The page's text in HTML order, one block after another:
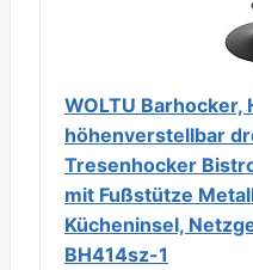
WOLTU Barhocker,
höhenverstellbar
Tresenhocker
mit Fußstütze
Kücheninsel,
BH414sz-1